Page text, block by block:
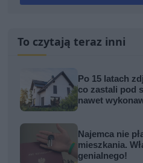
To czytają teraz inni
Po 15 latach
co zastali pod
nawet
Najemca nie
mieszkania.
genialnego!